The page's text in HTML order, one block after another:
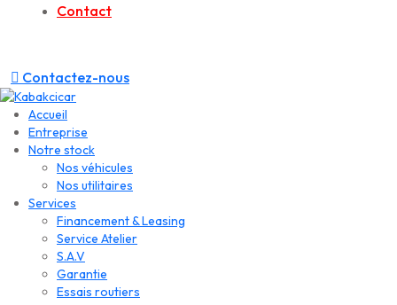
Contact
Contactez-nous
Accueil
Entreprise
Notre stock
Nos véhicules
Nos utilitaires
Services
Financement & Leasing
Service Atelier
S.A.V
Garantie
Essais routiers